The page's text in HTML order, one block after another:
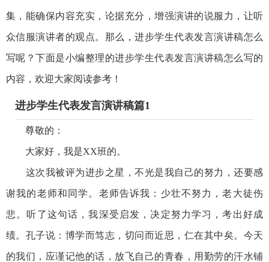
集，能确保内容充实，论据充分，增强演讲的说服力，让听
众信服演讲者的观点。那么，进步学生代表发言演讲稿怎么
写呢？下面是小编整理的进步学生代表发言演讲稿怎么写的
内容，欢迎大家阅读参考！
进步学生代表发言演讲稿篇1
尊敬的：
大家好，我是XX班的。
这次我被评为进步之星，不光是我自己的努力，还要感
谢我的老师和同学。老师告诉我：少壮不努力，老大徒伤
悲。听了这句话，我深受启发，决定努力学习，考出好成
绩。孔子说：博学而笃志，切问而近思，仁在其中矣。今天
的我们，应谨记他的话，放飞自己的青春，用勤劳的汗水铺